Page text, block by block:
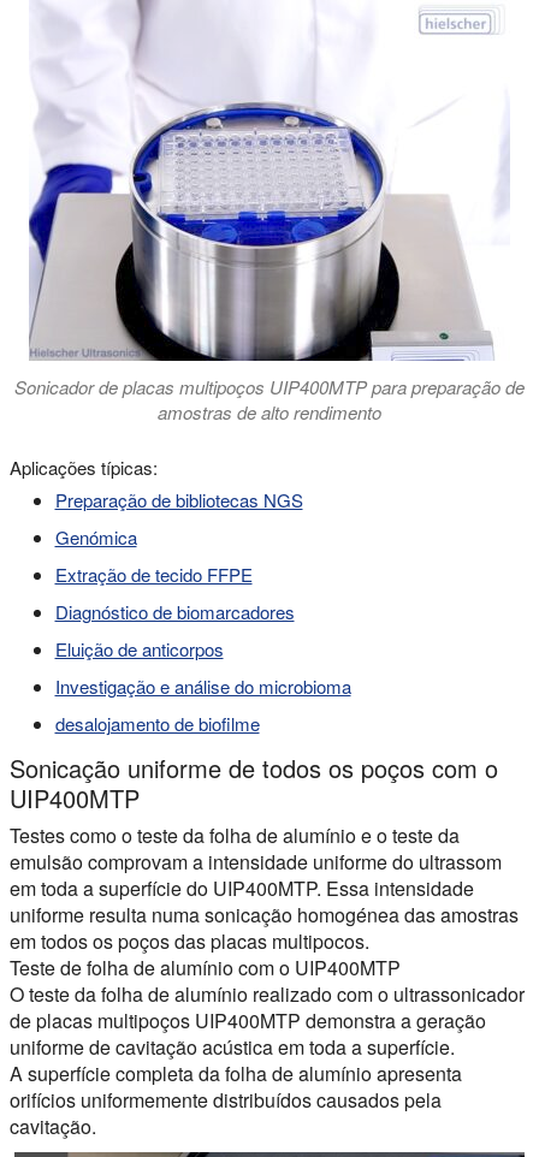
Sonicador de placas multipoços UIP400MTP para preparação de
amostras de alto rendimento
Aplicações típicas:
Preparação de bibliotecas NGS
Genómica
Extração de tecido FFPE
Diagnóstico de biomarcadores
Eluição de anticorpos
Investigação e análise do microbioma
desalojamento de biofilme
Sonicação uniforme de todos os poços com o
UIP400MTP
Testes como o teste da folha de alumínio e o teste da
emulsão comprovam a intensidade uniforme do ultrassom
em toda a superfície do UIP400MTP. Essa intensidade
uniforme resulta numa sonicação homogénea das amostras
em todos os poços das placas multipocos.
Teste de folha de alumínio com o UIP400MTP
O teste da folha de alumínio realizado com o ultrassonicador
de placas multipoços UIP400MTP demonstra a geração
uniforme de cavitação acústica em toda a superfície.
A superfície completa da folha de alumínio apresenta
orifícios uniformemente distribuídos causados pela
cavitação.